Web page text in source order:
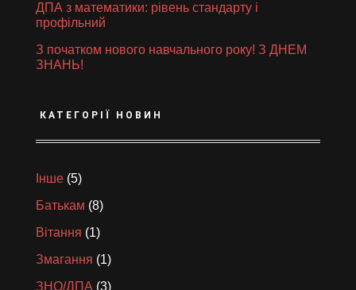
ДПА з математики: рівень стандарту і
профільний
З початком нового навчального року! З ДНЕМ
ЗНАНЬ!
КАТЕГОРІЇ НОВИН
Інше (5)
Батькам (8)
Вітання (1)
Змагання (1)
ЗНО/ДПА (3)